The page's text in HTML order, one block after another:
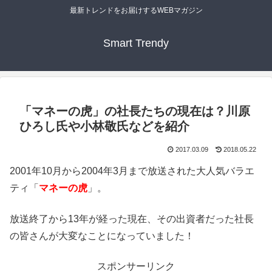
最新トレンドをお届けするWEBマガジン
Smart Trendy
「マネーの虎」の社長たちの現在は？川原
ひろし氏や小林敬氏などを紹介
2017.03.09 2018.05.22
2001年10月から2004年3月まで放送された大人気バラエ
ティ「 マネーの虎 」。
放送終了から13年が経った現在、その出資者だった社長
の皆さんが大変なことになっていました！
スポンサーリンク